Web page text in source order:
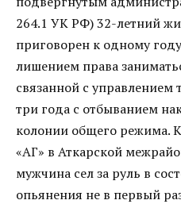
264.1 УК РФ) 32-летний
приговорен к одному
лишением права
связанной с управлением
три года с отбыванием
колонии общего режима.
«АГ» в Аткарской
мужчина сел за руль в
опьянения не в первый